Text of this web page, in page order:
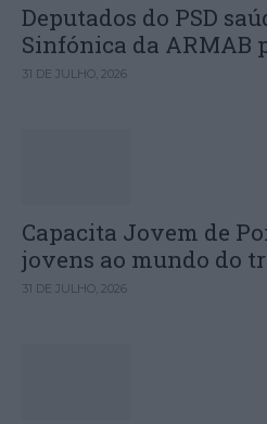
Deputados do PSD
Sinfónica da ARMAB
31 DE JULHO, 2026
Capacita Jovem de
jovens ao mundo do
31 DE JULHO, 2026